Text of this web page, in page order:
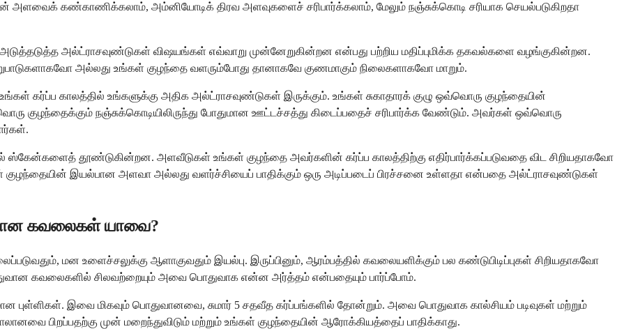
கண்காணிக்கலாம், அம்னியோடிக் திரவ அளவுகளைச் சரிபார்க்கலாம், மேலும் நஞ்சுக்கொடி சரியாக செயல்படுகிறதா
அல்ட்ராசவுண்டுகள் விஷயங்கள் எவ்வாறு முன்னேறுகின்றன என்பது பற்றிய மதிப்புமிக்க தகவல்களை வழங்குகின்றன.
அல்லது உங்கள் குழந்தை வளரும்போது தானாகவே குணமாகும் நிலைகளாகவோ மாறும்.
காலத்தில் உங்களுக்கு அதிக அல்ட்ராசவுண்டுகள் இருக்கும். உங்கள் சுகாதாரக் குழு ஒவ்வொரு குழந்தையின்
குழந்தைக்கும் நஞ்சுக்கொடியிலிருந்து போதுமான ஊட்டச்சத்து கிடைப்பதைச் சரிபார்க்க வேண்டும். அவர்கள் ஒவ்வொரு
ஸ்கேன்களைத் தூண்டுகின்றன. அளவீடுகள் உங்கள் குழந்தை அவர்களின் கர்ப்ப காலத்திற்கு எதிர்பார்க்கப்படுவதை விட சிறியதாகவோ
குழந்தையின் இயல்பான அளவா அல்லது வளர்ச்சியைப் பாதிக்கும் ஒரு அடிப்படைப் பிரச்சனை உள்ளதா என்பதை அல்ட்ராசவுண்டுகள்
கவலைகள் யாவை?
மன உளைச்சலுக்கு ஆளாகுவதும் இயல்பு. இருப்பினும், ஆரம்பத்தில் கவலையளிக்கும் பல கண்டுபிடிப்புகள் சிறியதாகவோ
கவலைகளில் சிலவற்றையும் அவை பொதுவாக என்ன அர்த்தம் என்பதையும் பார்ப்போம்.
இவை மிகவும் பொதுவானவை, சுமார் 5 சதவீத கர்ப்பங்களில் தோன்றும். அவை பொதுவாக கால்சியம் படிவுகள் மற்றும்
பிறப்பதற்கு முன் மறைந்துவிடும் மற்றும் உங்கள் குழந்தையின் ஆரோக்கியத்தைப் பாதிக்காது.